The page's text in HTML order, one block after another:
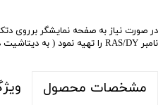
در صورت نیاز به صفحه نمایشگر برروی
نامبر RAS/DY را تهیه نمود ( به دیتاشیت درج شده مراجعه کنید)
مشخصات محصول